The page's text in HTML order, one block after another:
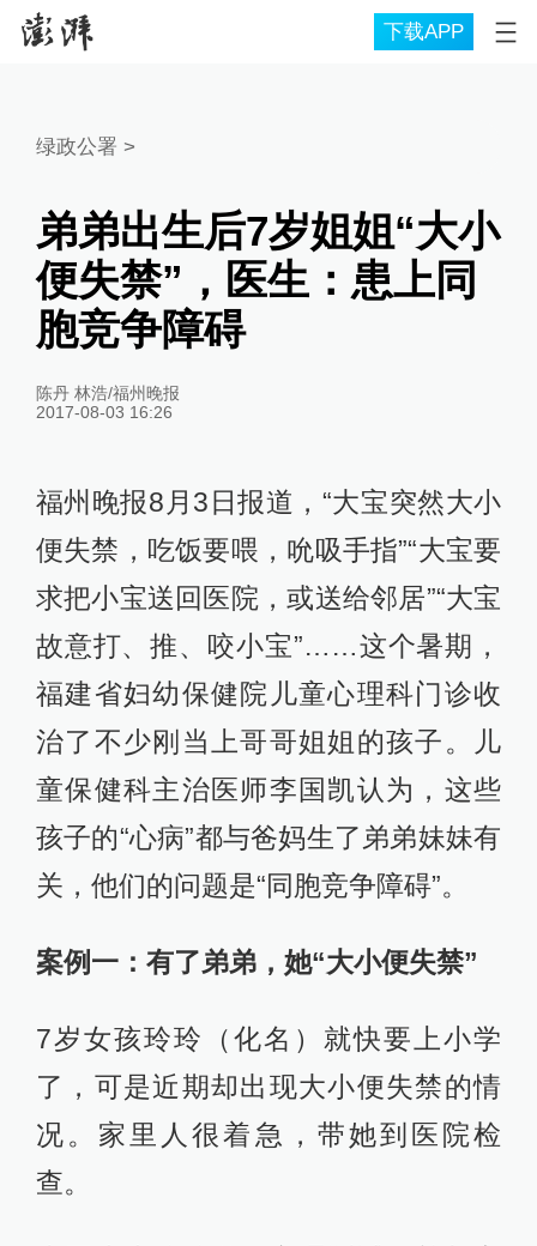
下载APP
绿政公署 >
弟弟出生后7岁姐姐“大小
便失禁”，医生：患上同
胞竞争障碍
陈丹 林浩/福州晚报
2017-08-03 16:26
福州晚报8月3日报道，“大宝突然大小
便失禁，吃饭要喂，吮吸手指”“大宝要
求把小宝送回医院，或送给邻居”“大宝
故意打、推、咬小宝”……这个暑期，
福建省妇幼保健院儿童心理科门诊收
治了不少刚当上哥哥姐姐的孩子。儿
童保健科主治医师李国凯认为，这些
孩子的“心病”都与爸妈生了弟弟妹妹有
关，他们的问题是“同胞竞争障碍”。
案例一：有了弟弟，她“大小便失禁”
7岁女孩玲玲（化名）就快要上小学
了，可是近期却出现大小便失禁的情
况。家里人很着急，带她到医院检
查。